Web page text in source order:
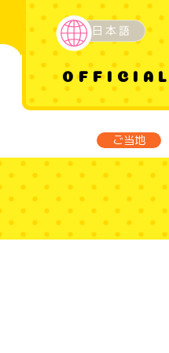
OFFICIAL
日本語
ご当地